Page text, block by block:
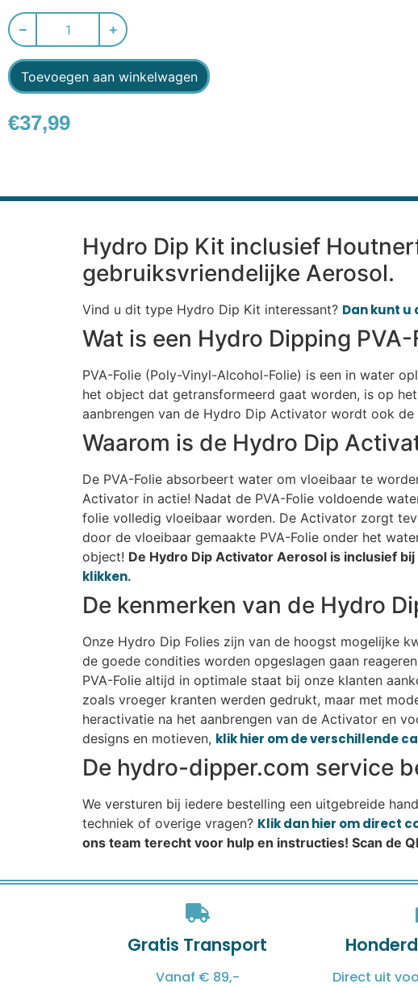
Toevoegen aan winkelwagen
€37,99
Hydro Dip Kit inclusief
gebruiksvriendelijke Aerosol.
Vind u dit type Hydro Dip Kit interessant? Dan kunt u
Wat is een Hydro Dipping
PVA-Folie (Poly-Vinyl-Alcohol-Folie) is een in water
het object dat getransformeerd gaat worden, is op
aanbrengen van de Hydro Dip Activator wordt ook de
Waarom is de Hydro Dip
De PVA-Folie absorbeert water om vloeibaar te
Activator in actie! Nadat de PVA-Folie voldoende
folie volledig vloeibaar worden. De Activator zorgt
door de vloeibaar gemaakte PVA-Folie onder het
object! De Hydro Dip Activator Aerosol is inclusief
klikken.
De kenmerken van de Hydro
Onze Hydro Dip Folies zijn van de hoogst mogelijke
de goede condities worden opgeslagen gaan
PVA-Folie altijd in optimale staat bij onze klanten
zoals vroeger kranten werden gedrukt, maar met
heractivatie na het aanbrengen van de Activator en
designs en motieven, klik hier om de verschillende
De hydro-dipper.com service
We versturen bij iedere bestelling een uitgebreide
techniek of overige vragen? Klik dan hier om direct
ons team terecht voor hulp en instructies! Scan de
Gratis Transport
Vanaf € 89,- Direct uit